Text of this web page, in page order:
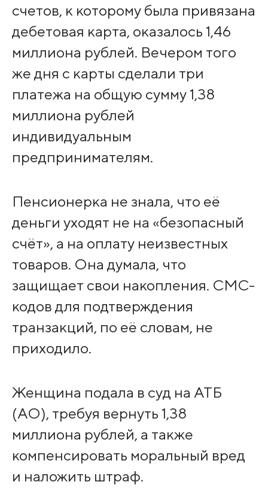
счетов, к которому была привязана
дебетовая карта, оказалось 1,46
миллиона рублей. Вечером того
же дня с карты сделали три
платежа на общую сумму 1,38
миллиона рублей
индивидуальным
предпринимателям.
Пенсионерка не знала, что её
деньги уходят не на «безопасный
счёт», а на оплату неизвестных
товаров. Она думала, что
защищает свои накопления. СМС-
кодов для подтверждения
транзакций, по её словам, не
приходило.
Женщина подала в суд на АТБ
(АО), требуя вернуть 1,38
миллиона рублей, а также
компенсировать моральный вред
и наложить штраф.